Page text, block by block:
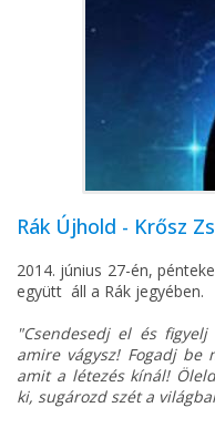
Rák Újhold - Krősz
2014. június 27-én,
együtt áll a Rák jegyében.
"Csendesedj el és
amire vágysz! Fogadj
amit a létezés kínál!
ki, sugározd szét a